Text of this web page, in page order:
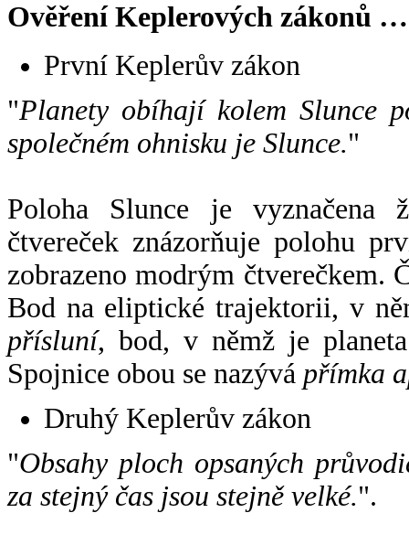
Ověření Keplerových zákonů …
První Keplerův zákon
"Planety obíhají kolem Slunce
společném ohnisku je Slunce."
Poloha Slunce je vyznačena
čtvereček znázorňuje polohu
zobrazeno modrým čtverečkem.
Bod na eliptické trajektorii, v
přísluní, bod, v němž je
Spojnice obou se nazývá přímka
Druhý Keplerův zákon
"Obsahy ploch opsaných
za stejný čas jsou stejně velké.".